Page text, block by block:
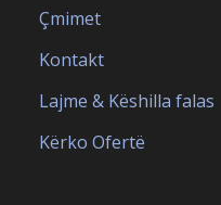
Çmimet
Kontakt
Lajme & Këshilla falas
Kërko Ofertë